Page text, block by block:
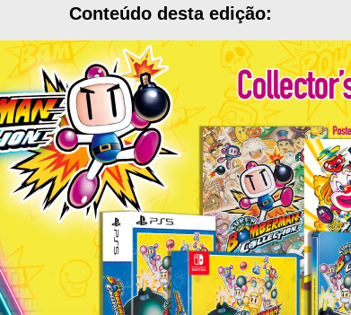
Conteúdo desta edição: